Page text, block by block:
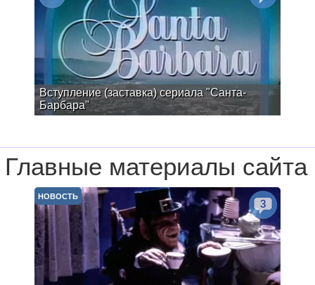
Вступление (заставка) сериала "Санта-
Барбара"
Главные материалы сайта
НОВОСТЬ
3